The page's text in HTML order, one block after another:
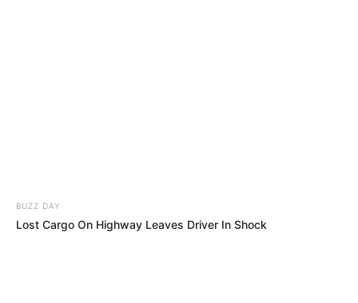
BUZZ DAY
Lost Cargo On Highway Leaves Driver In Shock